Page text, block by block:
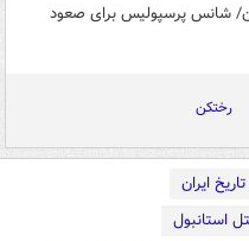
شانس پرسپولیس برای صعود
رختکن
ایران
استانبول